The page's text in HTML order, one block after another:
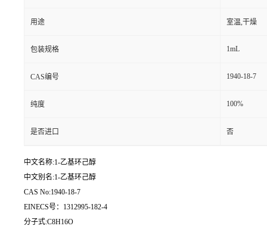
用途 室温,干燥
包装规格 1mL
CAS编号 1940-18-7
纯度 100%
是否进口 否
中文名称:1-乙基环己醇
中文别名:1-乙基环己醇
CAS No:1940-18-7
EINECS号：1312995-182-4
分子式:C8H16O